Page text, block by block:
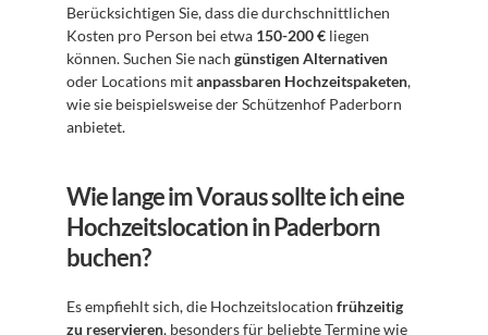
Berücksichtigen Sie, dass die durchschnittlichen
Kosten pro Person bei etwa 150-200 € liegen
können. Suchen Sie nach günstigen Alternativen
oder Locations mit anpassbaren Hochzeitspaketen,
wie sie beispielsweise der Schützenhof Paderborn
anbietet.
Wie lange im Voraus sollte ich eine
Hochzeitslocation in Paderborn
buchen?
Es empfiehlt sich, die Hochzeitslocation frühzeitig
zu reservieren